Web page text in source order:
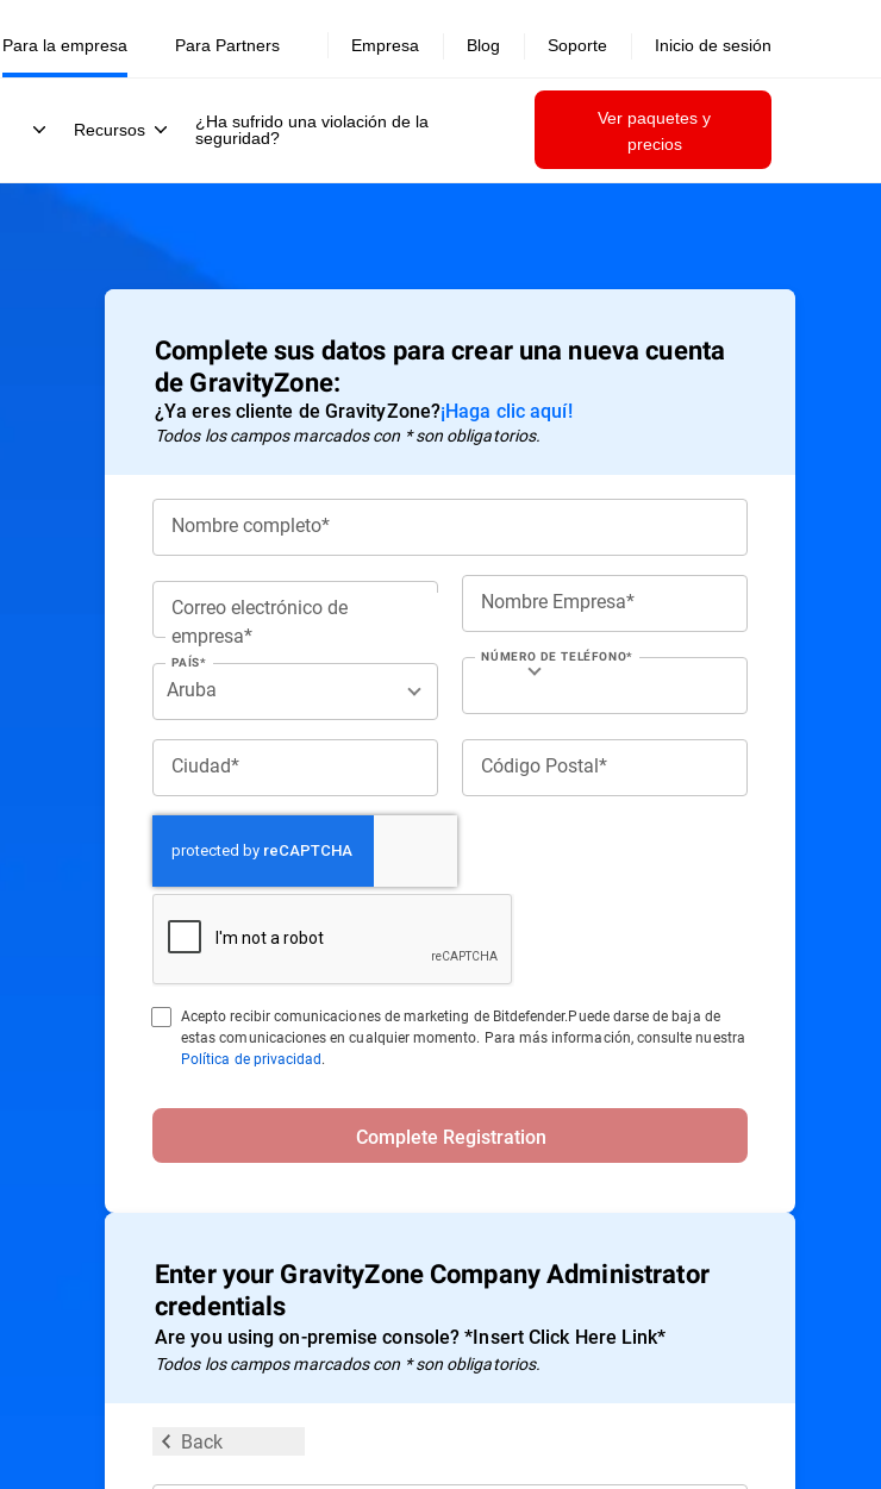
Para la empresa
Recursos
¿Ha sufrido una violación de la
seguridad?
Ver paquetes y
precios
Para Partners Empresa Blog Soporte Inicio de sesión
Complete sus datos para crear una nueva cuenta
de GravityZone:
¿Ya eres cliente de GravityZone?¡Haga clic aquí!
Todos los campos marcados con * son obligatorios.
Nombre completo*
Correo electrónico de
empresa*
Nombre Empresa*
PAÍS* NÚMERO DE TELÉFONO*
Ciudad* Código Postal*
Acepto recibir comunicaciones de marketing de Bitdefender.Puede darse de baja de
estas comunicaciones en cualquier momento. Para más información, consulte nuestra
Política de privacidad.
Complete Registration
Enter your GravityZone Company Administrator
credentials
Are you using on-premise console? *Insert Click Here Link*
Todos los campos marcados con * son obligatorios.
Back